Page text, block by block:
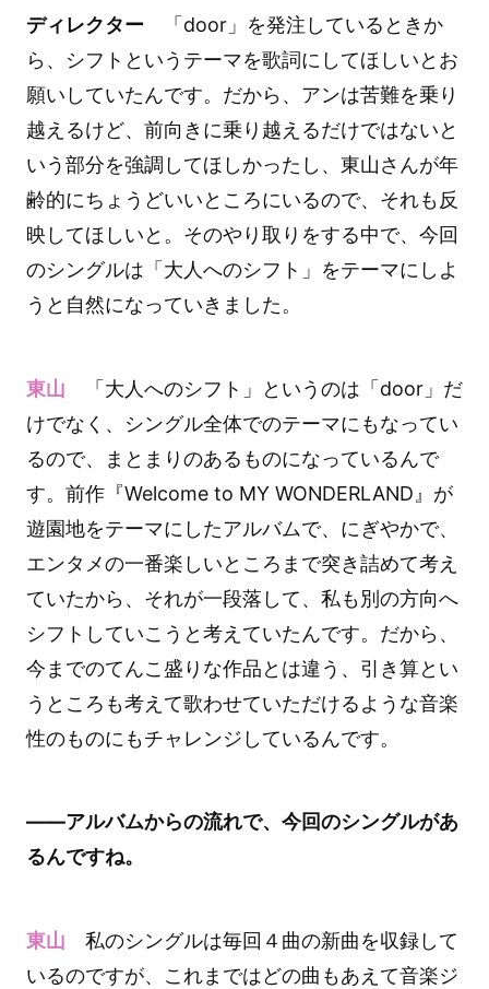
ディレクター「door」を発注しているときか
ら、シフトというテーマを歌詞にしてほしいとお
願いしていたんです。だから、アンは苦難を乗り
越えるけど、前向きに乗り越えるだけではないと
いう部分を強調してほしかったし、東山さんが年
齢的にちょうどいいところにいるので、それも反
映してほしいと。そのやり取りをする中で、今回
のシングルは「大人へのシフト」をテーマにしよ
うと自然になっていきました。
東山 「大人へのシフト」というのは「door」だ
けでなく、シングル全体でのテーマにもなってい
るので、まとまりのあるものになっているんで
す。前作『Welcome to MY WONDERLAND』が
遊園地をテーマにしたアルバムで、にぎやかで、
エンタメの一番楽しいところまで突き詰めて考え
ていたから、それが一段落して、私も別の方向へ
シフトしていこうと考えていたんです。だから、
今までのてんこ盛りな作品とは違う、引き算とい
うところも考えて歌わせていただけるような音楽
性のものにもチャレンジしているんです。
――アルバムからの流れで、今回のシングルがあ
るんですね。
東山 私のシングルは毎回４曲の新曲を収録して
いるのですが、これまではどの曲もあえて音楽ジ